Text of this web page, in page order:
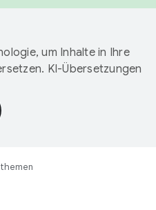
um Inhalte in Ihre
KI-Übersetzungen